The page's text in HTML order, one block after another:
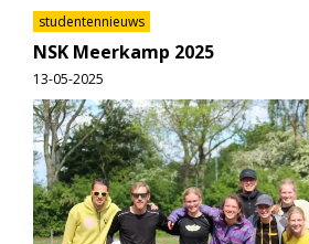
studentennieuws
NSK Meerkamp 2025
13-05-2025